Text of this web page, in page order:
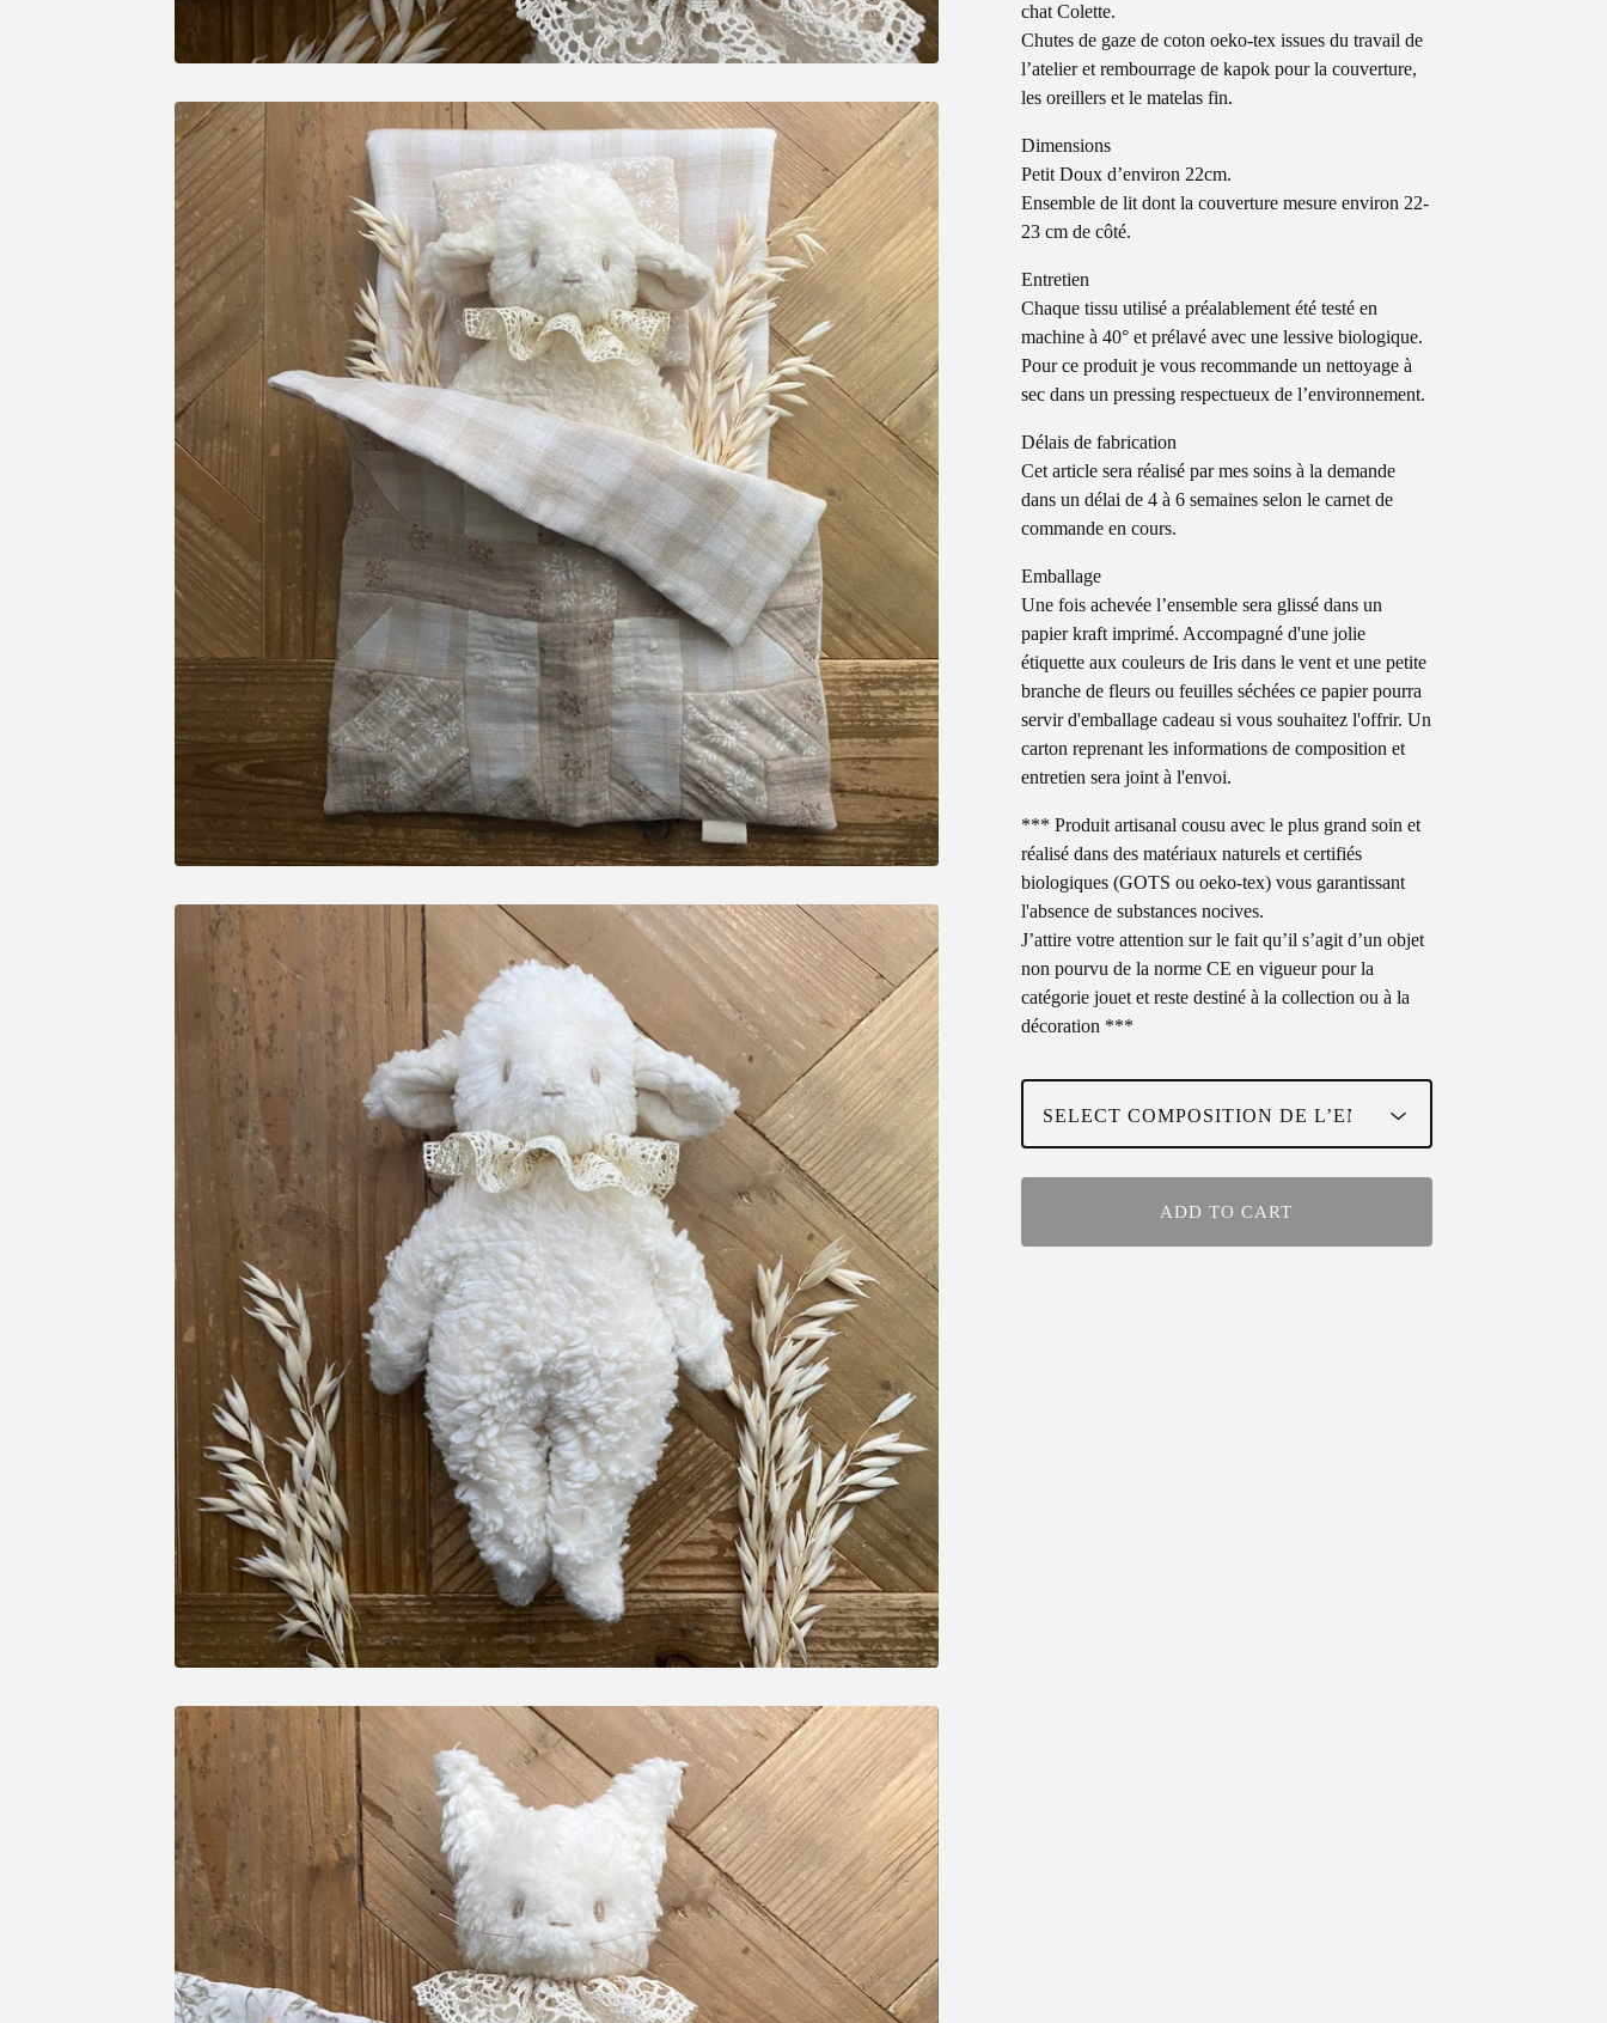
chat Colette.
Chutes de gaze de coton oeko-tex issues du travail de
l’atelier et rembourrage de kapok pour la couverture,
les oreillers et le matelas fin.
Dimensions
Petit Doux d’environ 22cm.
Ensemble de lit dont la couverture mesure environ 22-
23 cm de côté.
Entretien
Chaque tissu utilisé a préalablement été testé en
machine à 40° et prélavé avec une lessive biologique.
Pour ce produit je vous recommande un nettoyage à
sec dans un pressing respectueux de l’environnement.
Délais de fabrication
Cet article sera réalisé par mes soins à la demande
dans un délai de 4 à 6 semaines selon le carnet de
commande en cours.
Emballage
Une fois achevée l’ensemble sera glissé dans un
papier kraft imprimé. Accompagné d'une jolie
étiquette aux couleurs de Iris dans le vent et une petite
branche de fleurs ou feuilles séchées ce papier pourra
servir d'emballage cadeau si vous souhaitez l'offrir. Un
carton reprenant les informations de composition et
entretien sera joint à l'envoi.
*** Produit artisanal cousu avec le plus grand soin et
réalisé dans des matériaux naturels et certifiés
biologiques (GOTS ou oeko-tex) vous garantissant
l'absence de substances nocives.
J’attire votre attention sur le fait qu’il s’agit d’un objet
non pourvu de la norme CE en vigueur pour la
catégorie jouet et reste destiné à la collection ou à la
décoration ***
ADD TO CART